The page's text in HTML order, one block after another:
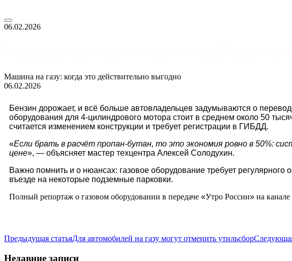
06.02.2026
Машина на газу: когда это действительно выгодно
06.02.2026
Бензин дорожает, и всё больше автовладельцев задумываются о
оборудования для 4‑цилиндрового мотора стоит в среднем около 50
считается изменением конструкции и требует регистрации в ГИБДД. ​
«Если брать в расчёт пропан‑бутан, то это экономия ровно в 50%:
цене», — объясняет мастер техцентра Алексей Солодухин.
Важно помнить и о нюансах: газовое оборудование требует
въезде на некоторые подземные парковки.
Полный репортаж о газовом оборудовании в передаче «Утро России» на канале
Предыдущая статьяДля автомобилей на газу могут отменить утильсбор
Недавние записи